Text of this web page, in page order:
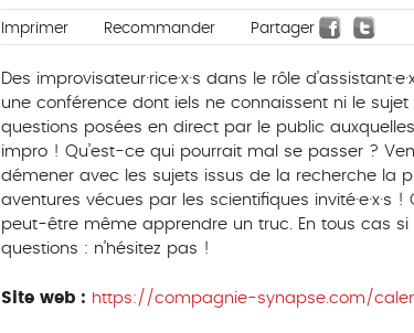
Imprimer Recommander Partager
Des improvisateur·rice·x·s dans le rôle
une conférence dont iels ne connaissent ni le sujet
questions posées en direct par le public
impro ! Qu’est-ce qui pourrait mal se passer ?
démener avec les sujets issus de la recherche la
aventures vécues par les scientifiques invité·e·x·s !
peut-être même apprendre un truc. En tous cas si
questions : n’hésitez pas !
Site web : https://compagnie-synapse.com/